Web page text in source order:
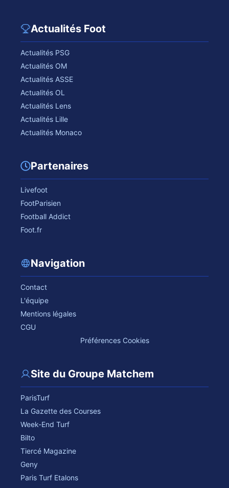
Actualités Foot
Actualités PSG
Actualités OM
Actualités ASSE
Actualités OL
Actualités Lens
Actualités Lille
Actualités Monaco
Partenaires
Livefoot
FootParisien
Football Addict
Foot.fr
Navigation
Contact
L'équipe
Mentions légales
CGU
Préférences Cookies
Site du Groupe Matchem
ParisTurf
La Gazette des Courses
Week-End Turf
Bilto
Tiercé Magazine
Geny
Paris Turf Etalons